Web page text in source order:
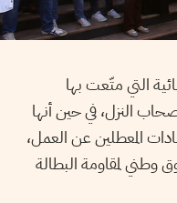
التي متّعت بها
النزل، في حين أنها
المعطلين عن العمل،
لمقاومة البطالة